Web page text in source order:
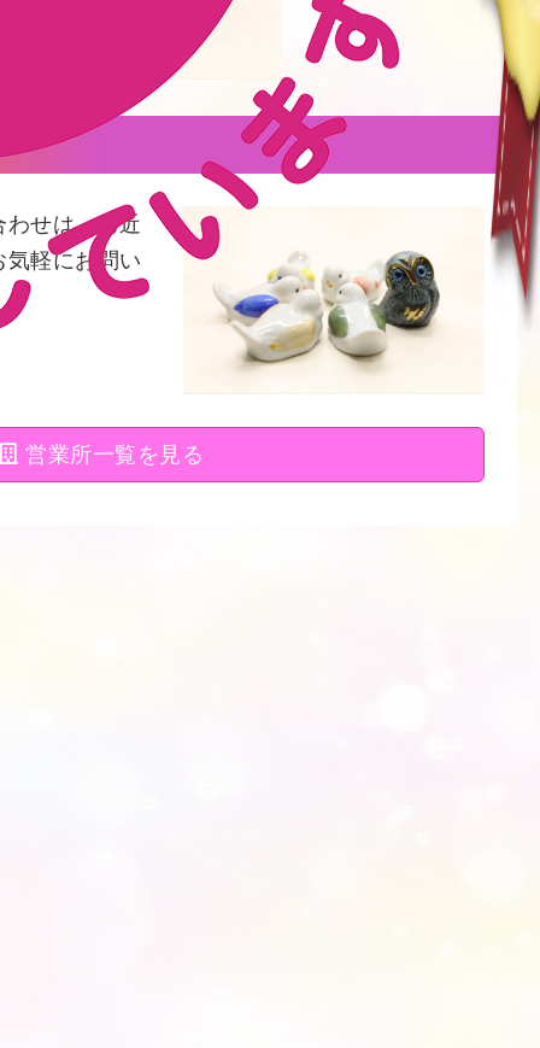
せは、お近
軽にお問い
営業所一覧を見る